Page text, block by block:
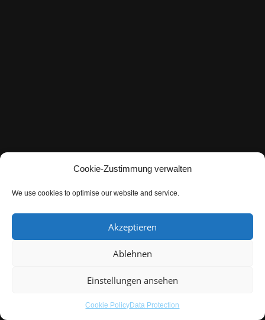
Cookie-Zustimmung verwalten
We use cookies to optimise our website and service.
Akzeptieren
Ablehnen
Einstellungen ansehen
Cookie PolicyData Protection